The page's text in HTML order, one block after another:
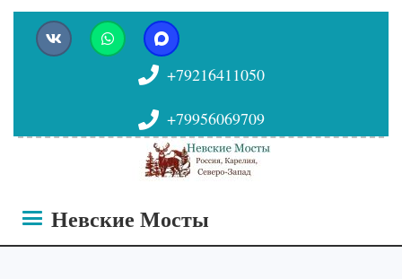
+79216411050
+79956069709
Невские Мосты